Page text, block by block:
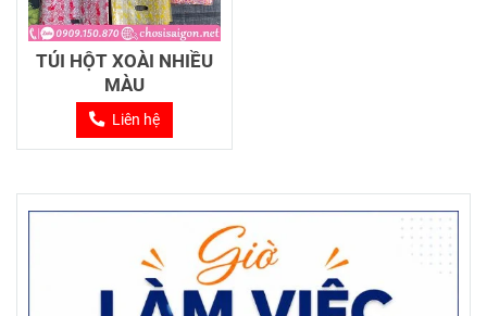
TÚI HỘT XOÀI NHIỀU
MÀU
Liên hệ